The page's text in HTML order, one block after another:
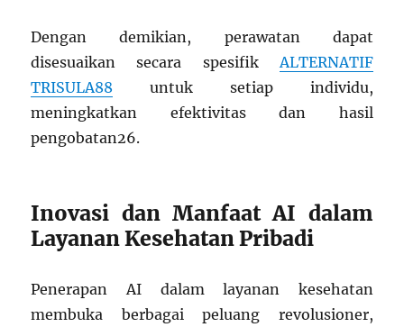
Dengan demikian, perawatan dapat
disesuaikan secara spesifik ALTERNATIF
TRISULA88 untuk setiap individu,
meningkatkan efektivitas dan hasil
pengobatan26.
Inovasi dan Manfaat AI dalam
Layanan Kesehatan Pribadi
Penerapan AI dalam layanan kesehatan
membuka berbagai peluang revolusioner,